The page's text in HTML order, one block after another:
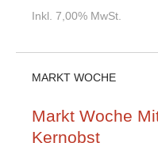
Inkl. 7,00% MwSt.
MARKT WOCHE
Markt Woche
Kernobst